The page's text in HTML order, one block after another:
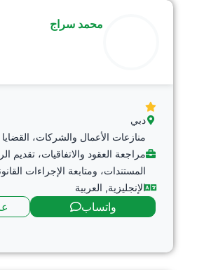
محمد سراج
دبي
منازعات الأعمال والشركات، القضايا
مراجعة العقود والاتفاقيات، تقديم
المستندات، ومتابعة الإجراءات
الإنجليزية, العربية
واتساب